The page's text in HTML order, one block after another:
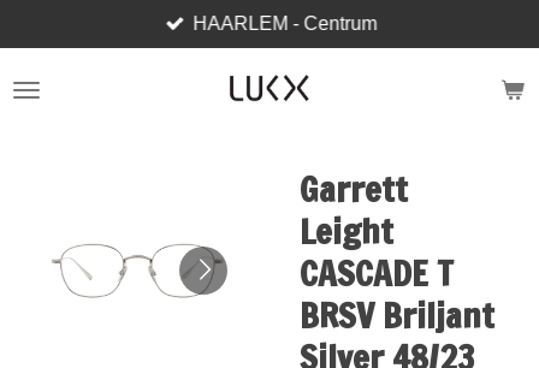
to
main
HAARLEM - Centrum
Garrett
Leight
CASCADE T
BRSV Briljant
Silver 48/23